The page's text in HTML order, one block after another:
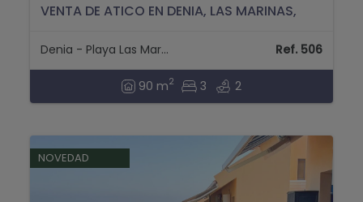
VENTA DE ATICO EN DENIA, LAS MARINAS,
Denia - Playa Las Marinas Ref. 506
90 m2 3 2
NOVEDAD